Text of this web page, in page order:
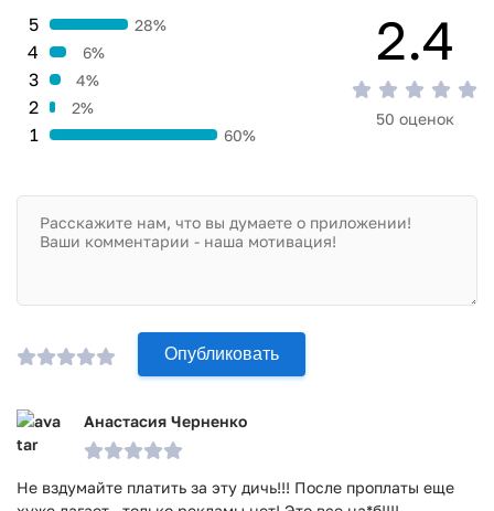
1 60%
2 2%
3 4%
4 6%
5 28% 2.4
50 оценок
Опубликовать
Анастасия Черненко
Не вздумайте платить за эту дичь!!! После проплаты еще